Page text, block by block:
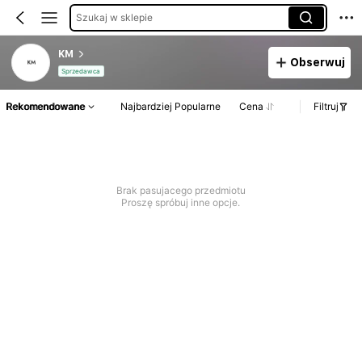
Szukaj w sklepie
KM
Sprzedawca
Obserwuj
Rekomendowane Najbardziej Popularne Cena Filtruj
Brak pasujacego przedmiotu
Proszę spróbuj inne opcje.